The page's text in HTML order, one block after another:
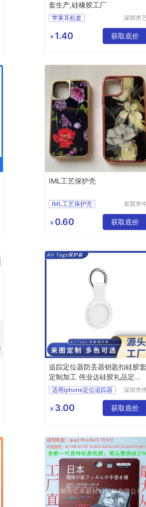
套生产,硅橡胶工厂
苹果耳机套
新款硅胶套
深圳市
有限公
￥ 1.40 获取底价
IML工艺保护壳
IML工艺保护壳
苹果手机个性保护壳
东莞市
胶电子
限公司
￥ 0.60 获取底价
追踪定位器防丢器钥匙扣硅胶
定制加工 伟业达硅胶礼品定制
加工厂
适用iphone定位追踪器
防丢长短挂扣苹果airtags液态硅胶保护套
定制加工适用苹果airtag硅胶套
伟业达硅胶礼品定制加工厂
深圳市
有限公
￥ 3.00 获取底价